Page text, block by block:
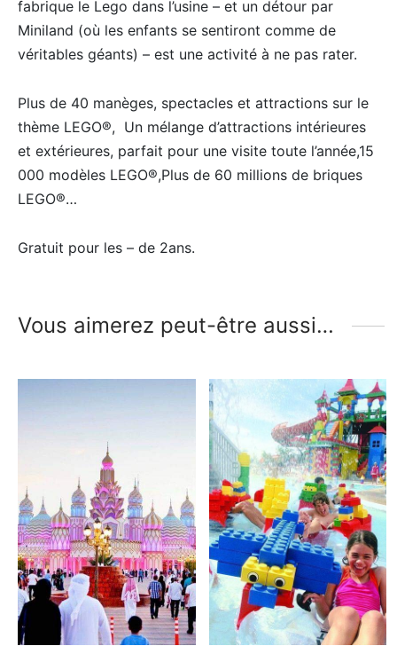
fabrique le Lego dans l’usine – et un détour par
Miniland (où les enfants se sentiront comme de
véritables géants) – est une activité à ne pas rater.
Plus de 40 manèges, spectacles et attractions sur le
thème LEGO®, Un mélange d’attractions intérieures
et extérieures, parfait pour une visite toute l’année,15
000 modèles LEGO®,Plus de 60 millions de briques
LEGO®…
Gratuit pour les – de 2ans.
Vous aimerez peut-être aussi…